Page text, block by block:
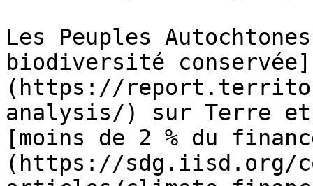
Les Peuples
biodiversité conservée]
(https://
analysis/) sur Terre
[moins de 2 % du
(https://sdg.iisd.org/